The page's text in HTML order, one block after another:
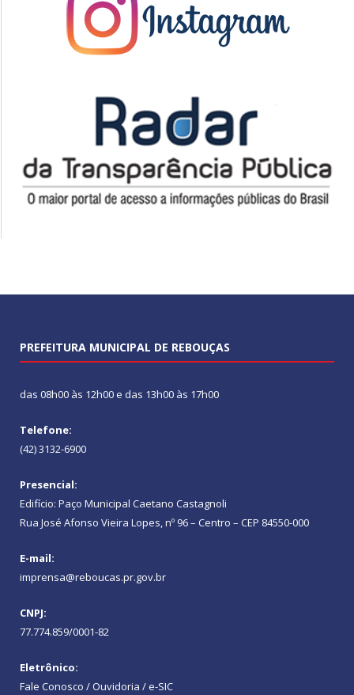
PREFEITURA MUNICIPAL DE REBOUÇAS
das 08h00 às 12h00 e das 13h00 às 17h00
Telefone:
(42) 3132-6900
Presencial:
Edifício: Paço Municipal Caetano Castagnoli
Rua José Afonso Vieira Lopes, nº 96 – Centro – CEP 84550-000
E-mail:
imprensa@reboucas.pr.gov.br
CNPJ:
77.774.859/0001-82
Eletrônico:
Fale Conosco / Ouvidoria / e-SIC